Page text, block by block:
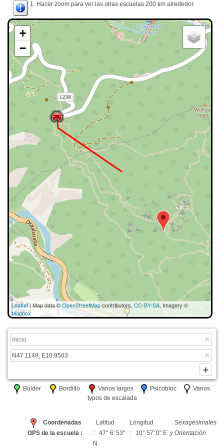
1. Hacer zoom para ver las otras escuelas 200 km alrededor.
+
−
300 m
1000 ft
Leaflet| Map data ©OpenStreetMapcontributors, CC-BY-SA, Imagery ©
Mapbox
: Búlder : Bordillo : Varios largos : Psicobloc
: Varios
typos de escalada
Coordenadas
GPS de la escuela :
Latitud
: 47° 6' 53"
N
Longitud
: 10° 57' 0" E
Sexagésimales
y Orientación